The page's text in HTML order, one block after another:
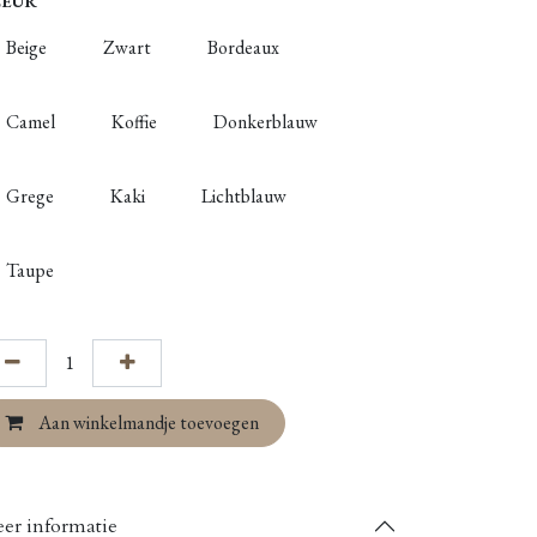
Beige Zwart Bordeaux
Camel Koffie Donkerblauw
Grege Kaki Lichtblauw
Taupe
Aan winkelmandje toevoegen
informatie